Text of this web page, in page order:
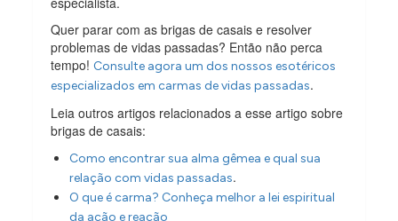
Quer parar com as brigas de casais e resolver
problemas de vidas passadas? Então não perca
tempo! Consulte agora um dos nossos esotéricos
especializados em carmas de vidas passadas.
Leia outros artigos relacionados a esse artigo sobre
brigas de casais:
Como encontrar sua alma gêmea e qual sua
relação com vidas passadas.
O que é carma? Conheça melhor a lei espiritual
da ação e reação